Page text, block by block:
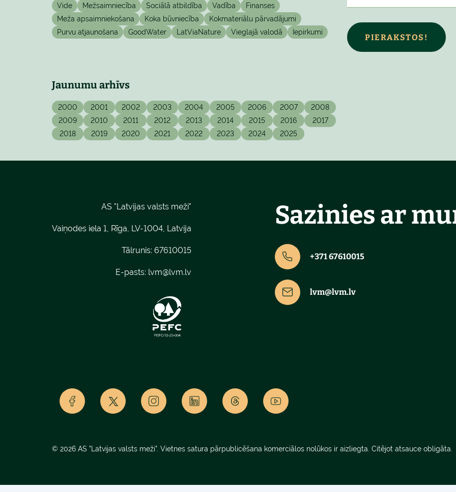
Vide
Mežsaimniecība Sociālā atbildība Vadība
Finanses
Meža apsaimniekošana
Koka būvniecība
Kokmateriālu pārvadājumi
Purvu atjaunošana
GoodWater LatViaNature Vieglajā valodā Iepirkumi
PIERAKSTOS!
Jaunumu arhīvs
2000 2001 2002 2003 2004 2005 2006 2007
2008
2009
2010 2011 2012 2013 2014 2015 2016
2017
2018
2019 2020 2021 2022 2023 2024 2025
AS "Latvijas valsts meži"
Vaiņodes iela 1, Rīga, LV-1004, Latvija
Tālrunis: 67610015
E-pasts: lvm@lvm.lv
Sazinies ar
+371 67610015
lvm@lvm.lv
© 2026 AS "Latvijas valsts meži". Vietnes satura pārpublicēšana komerciālos nolūkos ir aizliegta. Citējot atsauce obligāta.